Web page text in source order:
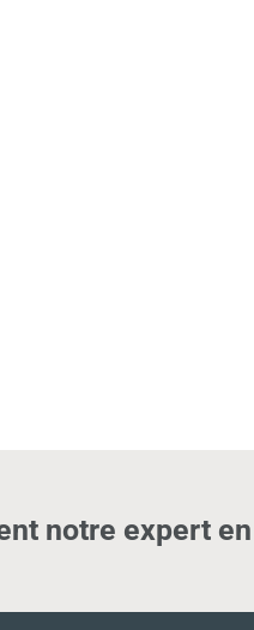
notre expert